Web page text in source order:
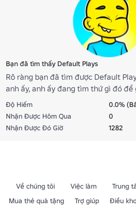
Bạn đã tìm thấy Default Plays
Rõ ràng bạn đã tìm được Default
anh ấy, anh ấy đang tìm thứ gì đó để
đã bị lạc
Độ Hiếm
0.0%
Nhận Được Hôm Qua
0
Nhận Được Đó Giờ
1282
Về chúng tôi Việc làm Trung
Mua thẻ quà tặng
Trợ giúp Điều